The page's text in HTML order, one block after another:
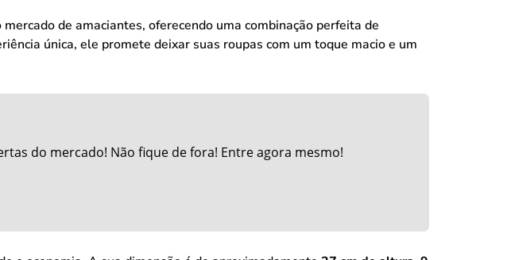
de amaciantes, oferecendo uma combinação perfeita de
única, ele promete deixar suas roupas com um toque macio e um
do mercado! Não fique de fora! Entre agora mesmo!